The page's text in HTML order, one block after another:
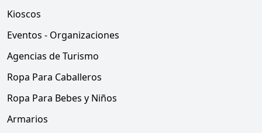
Kioscos
Eventos - Organizaciones
Agencias de Turismo
Ropa Para Caballeros
Ropa Para Bebes y Niños
Armarios